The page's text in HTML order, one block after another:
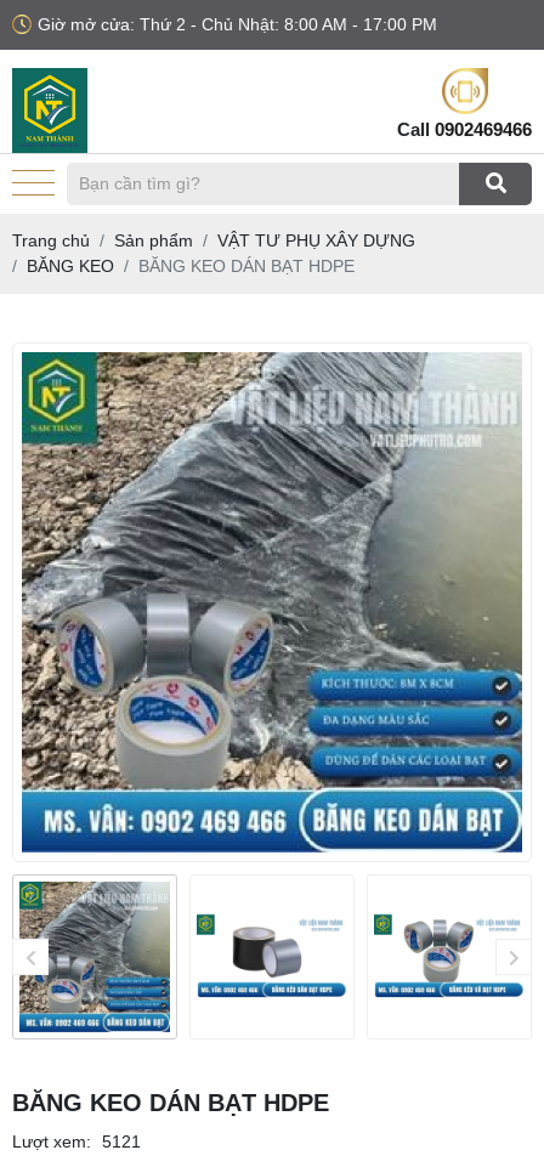
Giờ mở cửa: Thứ 2 - Chủ Nhật: 8:00 AM - 17:00 PM
Call 0902469466
Trang chủ Sản phẩm
VẬT TƯ PHỤ XÂY DỰNG
BĂNG KEO
BĂNG KEO DÁN BẠT HDPE
BĂNG KEO DÁN BẠT HDPE
Lượt xem: 5121